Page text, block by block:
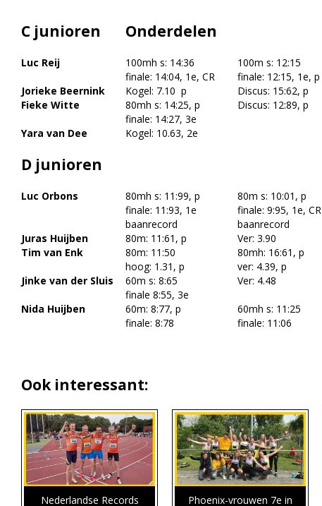
C junioren Onderdelen
Luc Reij 100mh s: 14:36
100m s: 12:15
finale: 14:04, 1e, CR
finale: 12:15, 1e, p
Jorieke Beernink
Kogel: 7.10 p Discus: 15:62, p
Fieke Witte
80mh s: 14:25, p Discus: 12:89, p
finale: 14:27, 3e
Yara van Dee
Kogel: 10.63, 2e
D junioren
Luc Orbons 80mh s: 11:99, p
80m s: 10:01, p
finale: 11:93, 1e
finale: 9:95, 1e, CR
baanrecord
baanrecord
Juras Huijben
80m: 11:61, p Ver: 3.90
Tim van Enk
80m: 11:50 80mh: 16:61, p
hoog: 1.31, p
ver: 4.39, p
Jinke van der Sluis
60m s: 8:65 Ver: 4.48
finale 8:55, 3e
Nida Huijben
60m: 8:77, p 60mh s: 11:25
finale: 8:78
finale: 11:06
Ook interessant:
Nederlandse Records Phoenix-vrouwen 7e in